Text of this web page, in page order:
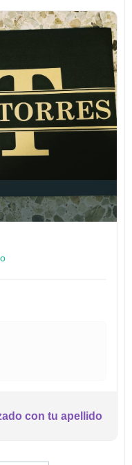
con tu apellido